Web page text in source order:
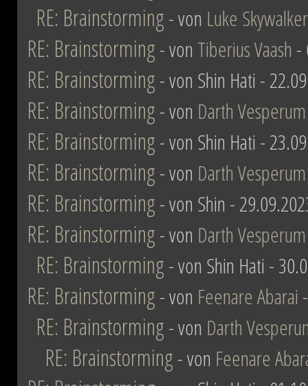
RE: Brainstorming- von Luke Skywalker
RE: Brainstorming- von Tiberius Vaash -
RE: Brainstorming- von Shin Hati -
RE: Brainstorming- von Darth Vesperum
RE: Brainstorming- von Shin Hati -
RE: Brainstorming- von Darth Vesperum
RE: Brainstorming- von Shin -
RE: Brainstorming- von Darth Vesperum
RE: Brainstorming- von Shin Hati -
RE: Brainstorming- von Feenare Abarai
RE: Brainstorming- von Darth
RE: Brainstorming- von Feenare